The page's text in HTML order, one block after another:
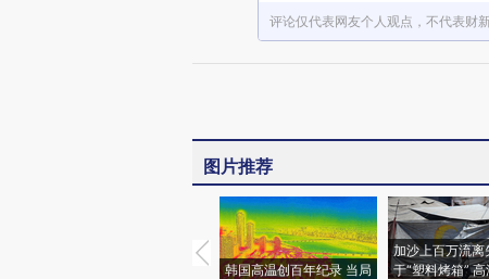
评论仅代表网友个人观点，不代表财
图片推荐
韩国高温创百年纪录 当局
加沙上百万流离
于“塑料烤箱”